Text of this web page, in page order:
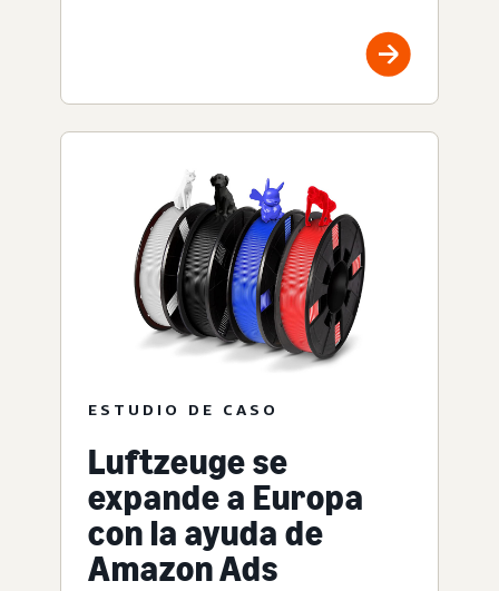
ESTUDIO DE CASO
Luftzeuge se
expande a Europa
con la ayuda de
Amazon Ads